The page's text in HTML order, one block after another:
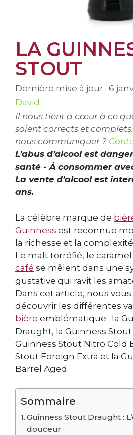
LA
STOUT
Dernière mise à jour : 6
David
Il nous tient à cœur à ce
soient corrects et
nous communiquer ?
L’abus d’alcool est
santé - À consommer
La vente d’alcool est
ans.
La célèbre marque de
Guinness est reconnue
la richesse et la
Le malt torréfié, le
café se mêlent dans une
gustative qui ravit les
Dans cet article, nous
découvrir les différentes
bière emblématique : la
Draught, la Guinness Stout
Guinness Stout Nitro Cold
Stout Foreign Extra et la
Barrel Aged.
Sommaire
Guinness Stout Draught :
douceur